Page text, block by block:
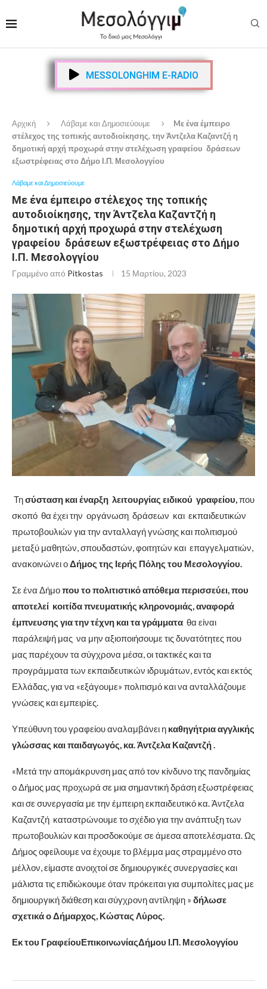
MESSOLONGHIM E-RADIO
Αρχική Λάβαμε και Δημοσιεύουμε
Mε ένα έμπειρο
στέλεχος της τοπικής αυτοδιοίκησης, την Άντζελα Καζαντζή η
δημοτική αρχή προχωρά στην στελέχωση γραφείου δράσεων
εξωστρέφειας στο Δήμο Ι.Π. Μεσολογγίου
Λάβαμε και Δημοσιεύουμε
Mε ένα έμπειρο στέλεχος της τοπικής
αυτοδιοίκησης, την Άντζελα Καζαντζή η
δημοτική αρχή προχωρά στην στελέχωση
γραφείου δράσεων εξωστρέφειας στο Δήμο
Ι.Π. Μεσολογγίου
Γραμμένο από Pitkostas 15 Μαρτίου, 2023
Τησύσταση και έναρξη λειτουργίας ειδικού γραφείου,που
σκοπό θα έχει την οργάνωση δράσεων και εκπαιδευτικών
πρωτοβουλιών για την ανταλλαγή γνώσης και πολιτισμού
μεταξύ μαθητών, σπουδαστών, φοιτητών και επαγγελματιών,
ανακοινώνει οΔήμος της Ιερής Πόλης του Μεσολογγίου.
Σε ένα Δήμοπου το πολιτιστικό απόθεμα περισσεύει, που
αποτελεί κοιτίδα πνευματικής κληρονομιάς, αναφορά
έμπνευσης για την τέχνη και τα γράμματα θα είναι
παράλειψή μας να μην αξιοποιήσουμε τις δυνατότητες που
μας παρέχουν τα σύγχρονα μέσα, οι τακτικές και τα
προγράμματα των εκπαιδευτικών ιδρυμάτων, εντός και εκτός
Ελλάδας, για να «εξάγουμε» πολιτισμό και να ανταλλάζουμε
γνώσεις και εμπειρίες.
Υπεύθυνη του γραφείου αναλαμβάνει η καθηγήτρια αγγλικής
γλώσσας και παιδαγωγός, κα. Άντζελα Καζαντζή .
«Μετά την απομάκρυνση μας από τον κίνδυνο της πανδημίας
ο Δήμος μας προχωρά σε μια σημαντική δράση εξωστρέφειας
και σε συνεργασία με την έμπειρη εκπαιδευτικό κα. Άντζελα
Καζαντζή καταστρώνουμε το σχέδιο για την ανάπτυξη των
πρωτοβουλιών και προσδοκούμε σε άμεσα αποτελέσματα. Ως
Δήμος οφείλουμε να έχουμε το βλέμμα μας στραμμένο στο
μέλλον, είμαστε ανοιχτοί σε δημιουργικές συνεργασίες και
μάλιστα τις επιδιώκουμε όταν πρόκειται για συμπολίτες μας με
δημιουργική διάθεση και σύγχρονη αντίληψη » δήλωσε
σχετικά ο Δήμαρχος, Κώστας Λύρος.
Εκ του ΓραφείουΕπικοινωνίαςΔήμου Ι.Π. Μεσολογγίου